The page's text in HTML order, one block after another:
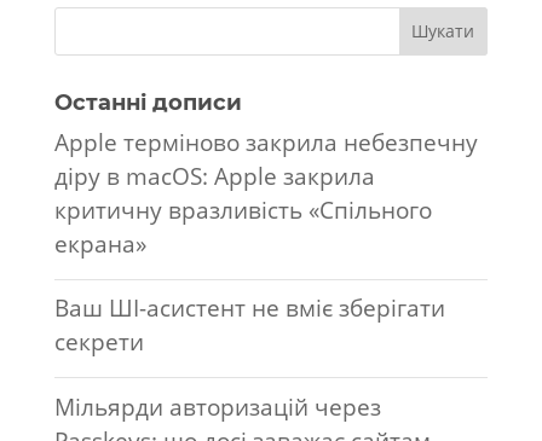
Останні дописи
Apple терміново закрила небезпечну
діру в macOS: Apple закрила
критичну вразливість «Спільного
екрана»
Ваш ШІ-асистент не вміє зберігати
секрети
Мільярди авторизацій через